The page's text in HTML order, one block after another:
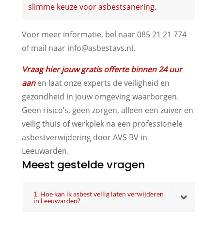
slimme keuze voor asbestsanering.
Voor meer informatie, bel naar 085 21 21 774
of mail naar info@asbestavs.nl.
Vraag hier jouw gratis offerte binnen 24 uur
aanen laat onze experts de veiligheid en
gezondheid in jouw omgeving waarborgen.
Geen risico’s, geen zorgen, alleen een zuiver en
veilig thuis of werkplek na een professionele
asbestverwijdering door AVS BV in
Leeuwarden.
Meest gestelde vragen
1. Hoe kan ik asbest veilig laten verwijderen
in Leeuwarden?